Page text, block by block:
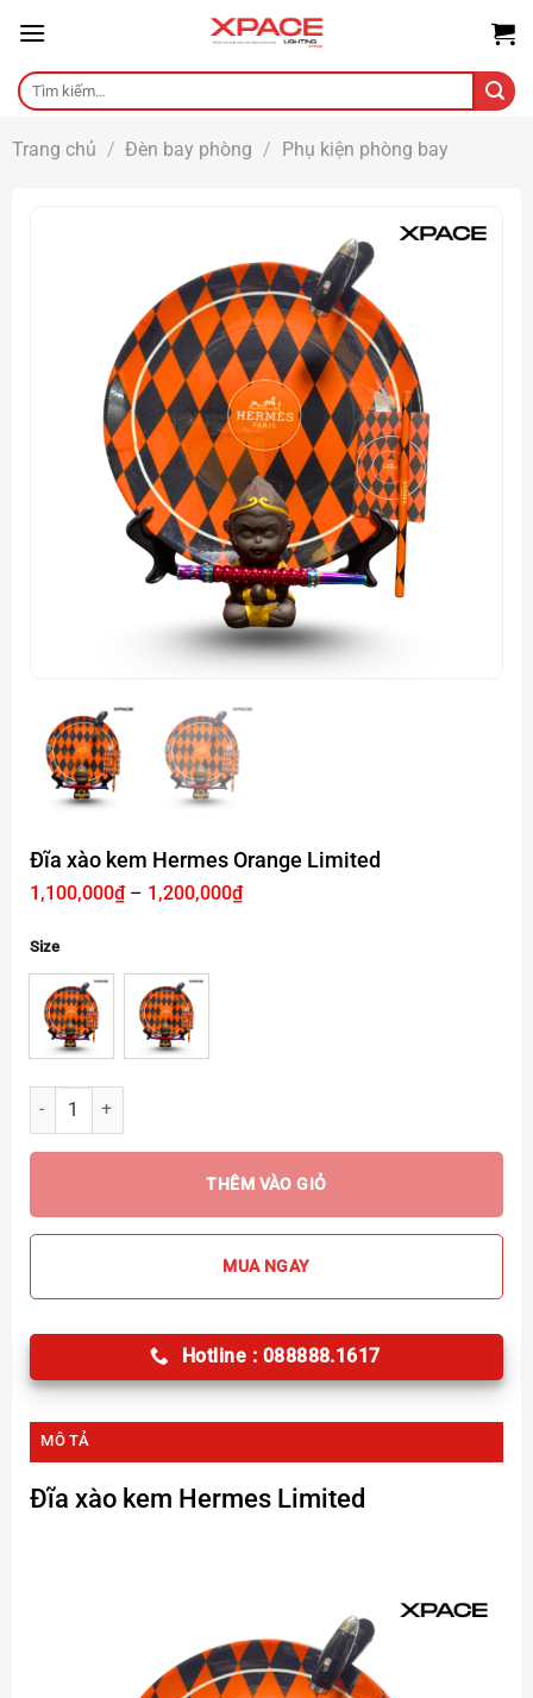
content
Tìm
kiếm:
Trang chủ / Đèn bay phòng / Phụ kiện phòng bay
Đĩa xào kem Hermes Orange Limited
1,100,000₫ – 1,200,000₫Khoảng
giá:
Size
Đĩa xào kem Hermes Orange Limited số lượng
THÊM VÀO GIỎ
MUA NGAY
Hotline : 088888.1617
MÔ TẢ
Đĩa xào kem HermesLimited